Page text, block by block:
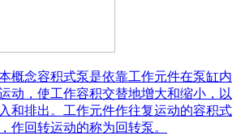
概念容积式泵是依靠工作元件在泵缸内
动，使工作容积交替地增大和缩小，以
和排出。工作元件作往复运动的容积式
作回转运动的称为回转泵。